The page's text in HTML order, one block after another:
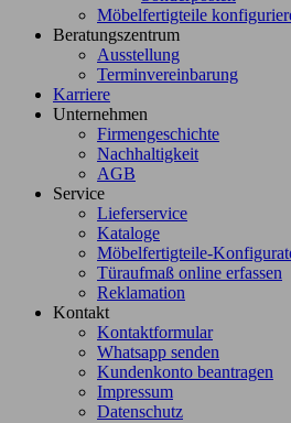
Möbelfertigteile
Beratungszentrum
Ausstellung
Terminvereinbarung
Karriere
Unternehmen
Firmengeschichte
Nachhaltigkeit
AGB
Service
Lieferservice
Kataloge
Möbelfertigteile-
Türaufmaß online erfassen
Reklamation
Kontakt
Kontaktformular
Whatsapp senden
Kundenkonto beantragen
Impressum
Datenschutz